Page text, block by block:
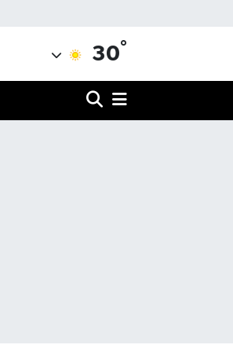
30°